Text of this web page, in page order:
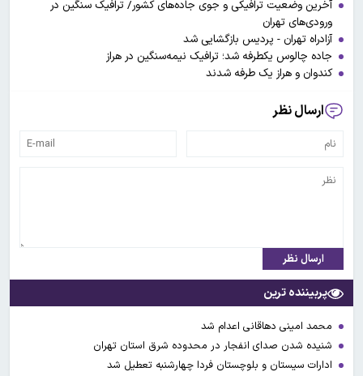
آخرین وضعیت ترافیکی و جوی جاده‌های کشور/ ترافیک سنگین در
ورودی‌های تهران
آزادراه تهران - پردیس بازگشایی شد
جاده چالوس یکطرفه شد؛ ترافیک نیمه‌سنگین در هراز
کندوان و هراز یک طرفه شدند
ارسال نظر
ارسال نظر
پربیننده ترین
محمد امینی دهاقانی اعدام شد
شنیده شدن صدای انفجار در محدوده شرق استان تهران
ادارات سیستان و بلوچستان فردا چهارشنبه تعطیل شد